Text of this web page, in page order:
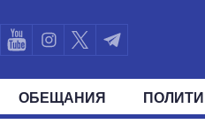
ОБЕЩАНИЯ